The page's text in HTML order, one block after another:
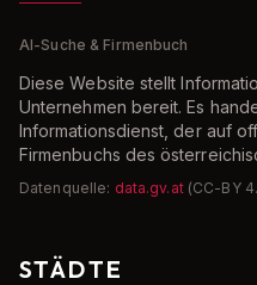
AI-Suche & Firmenbuch
Diese Website stellt
Unternehmen bereit. Es
Informationsdienst, der auf
Firmenbuchs des
Datenquelle: data.gv.at (CC-BY
STÄDTE